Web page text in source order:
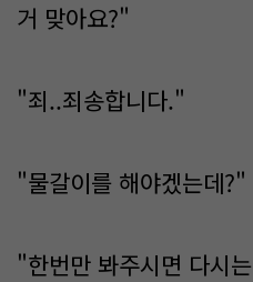
거 맞아요?"
"죄..죄송합니다."
"물갈이를 해야겠는데?"
"한번만 봐주시면 다시